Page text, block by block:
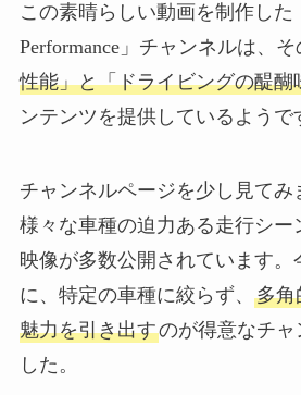
この素晴らしい動画を制作した
Performance」チャンネルは、そ
性能」と「ドライビングの醍醐
ンテンツを提供しているようで
チャンネルページを少し見てみ
様々な車種の迫力ある走行シー
映像が多数公開されています。
に、特定の車種に絞らず、 多角
魅力を引き出すのが得意なチャ
した。